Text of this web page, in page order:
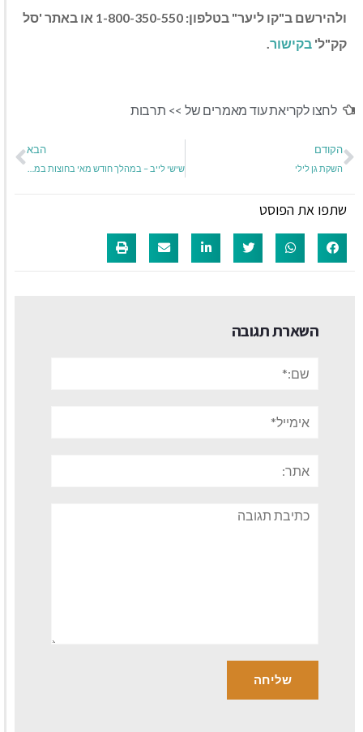
ולהירשם
ב"קו ליער" בטלפון: 1-800-350-550 או באתר 'סל
קק"ל' בקישור.
לחצו לקריאת עוד מאמרים של >> תרבות
הקודם
השקת גן לילי
הבא
שתפו את הפוסט
השארת תגובה
תגובה